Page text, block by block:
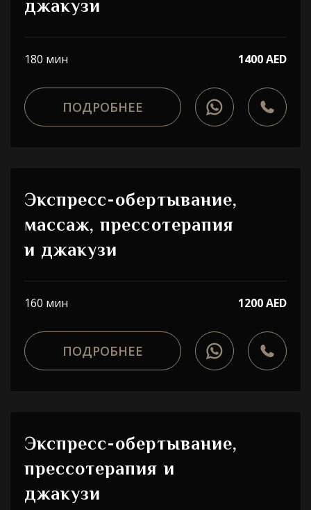
джакузи
180 мин 1400 AED
ПОДРОБНЕЕ
Экспресс-обертывание,
массаж, прессотерапия
и джакузи
160 мин 1200 AED
ПОДРОБНЕЕ
Экспресс-обертывание,
прессотерапия и
джакузи